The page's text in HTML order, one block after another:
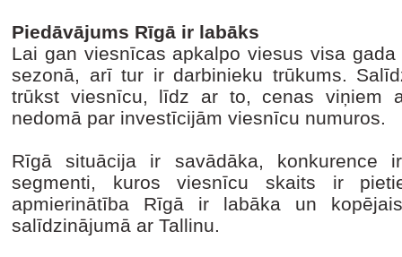
Piedāvājums Rīgā ir labāks
Lai gan viesnīcas apkalpo viesus visa
sezonā, arī tur ir darbinieku trūkums.
trūkst viesnīcu, līdz ar to, cenas viņiem
nedomā par investīcijām viesnīcu numuros.
Rīgā situācija ir savādāka, konkurence
segmenti, kuros viesnīcu skaits ir
apmierinātība Rīgā ir labāka un
salīdzinājumā ar Tallinu.